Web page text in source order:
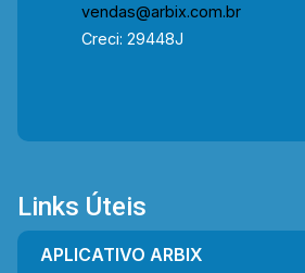
vendas@arbix.com.br
Creci: 29448J
Links Úteis
APLICATIVO ARBIX